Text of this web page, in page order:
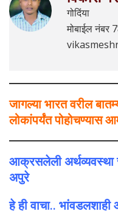
गोदिंया
मोबाईल नंबर
जागल्या भारत वरील
लोकांपर्यंत पोहोचण्यास
आक्रसलेली अर्थव्यवस्था
अपुरे
हे ही वाचा..